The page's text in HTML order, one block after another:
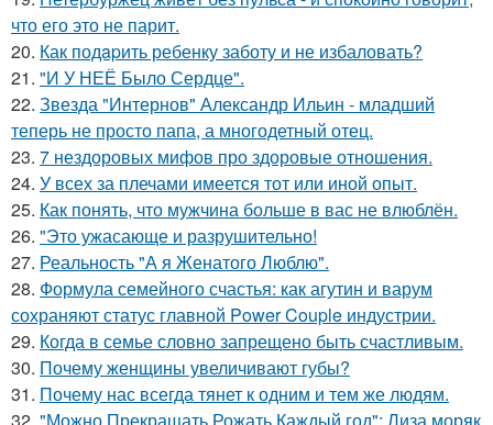
что его это не парит.
20. Как подapить ребенку заботу и не избаловать?
21. "И У НЕЁ Было Сердце".
22. Звезда "Интернов" Александр Ильин - младший
теперь не просто папа, а многодетный отец.
23. 7 нездоровых мифов про здоровые отношения.
24. У всех за плечами имеется тот или иной опыт.
25. Как понять, что мужчина больше в вас не влюблён.
26. "Это ужасающе и разрушительно!
27. Реальность "А я Женатого Люблю".
28. Формула семейного счастья: как агутин и варум
сохраняют статус главной Power Couple индустрии.
29. Когда в семье словно запрещено быть счастливым.
30. Почему женщины увеличивают губы?
31. Почему нас всегда тянет к одним и тем же людям.